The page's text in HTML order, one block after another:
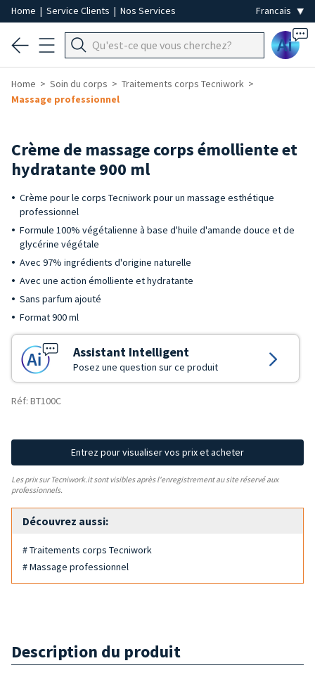
Home | Service Clients | Nos Services
Ai
Home Soin du corps
Traitements corps Tecniwork
Massage professionnel
Crème de massage corps émolliente et
hydratante 900 ml
Crème pour le corps Tecniwork pour un massage esthétique
professionnel
Formule 100% végétalienne à base d'huile d'amande douce et de
glycérine végétale
Avec 97% ingrédients d'origine naturelle
Avec une action émolliente et hydratante
Sans parfum ajouté
Format 900 ml
Assistant Intelligent
Posez une question sur ce produit
Réf: BT100C
Entrez pour visualiser vos prix et acheter
Les prix sur Tecniwork.it sont visibles après l'enregistrement au site réservé aux
professionnels.
Découvrez aussi:
# Traitements corps Tecniwork
# Massage professionnel
Description du produit